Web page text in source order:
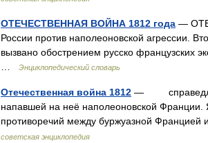
ОТЕЧЕСТВЕННАЯ ВОЙНА 1812 года —
России против наполеоновской агрессии.
вызвано обострением русско французских
Энциклопедический словарь
Отечественная война 1812 —
напавшей на неё наполеоновской Франции.
противоречий между буржуазной
советская энциклопедия